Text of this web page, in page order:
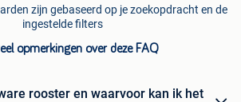
zijn gebaseerd op je zoekopdracht en de
ingestelde filters
opmerkingen over deze FAQ
rooster en waarvoor kan ik het